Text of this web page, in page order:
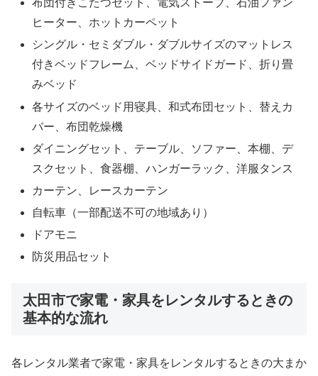
布団付きこたつセット、電気ストーブ、石油ファン
ヒーター、ホットカーペット
シングル・セミダブル・ダブルサイズのマットレス
付きベッドフレーム、ベッドサイドガード、折り畳
みベッド
各サイズのベッド用寝具、和式布団セット、替えカ
バー、布団乾燥機
ダイニングセット、テーブル、ソファー、本棚、デ
スクセット、食器棚、ハンガーラック、洋服タンス
カーテン、レースカーテン
自転車（一部配送不可の地域あり）
ドアモニ
防災用品セット
太田市で家電・家具をレンタルするときの
基本的な流れ
各レンタル業者で家電・家具をレンタルするときの大まか